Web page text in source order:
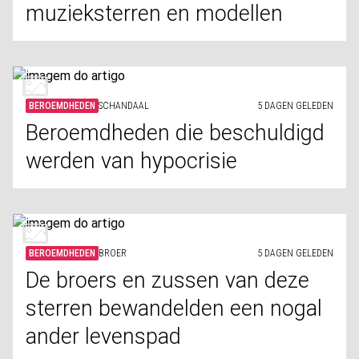
muzieksterren en modellen
BEROEMDHEDEN SCHANDAAL 5 DAGEN GELEDEN
Beroemdheden die beschuldigd
werden van hypocrisie
BEROEMDHEDEN BROER 5 DAGEN GELEDEN
De broers en zussen van deze
sterren bewandelden een nogal
ander levenspad